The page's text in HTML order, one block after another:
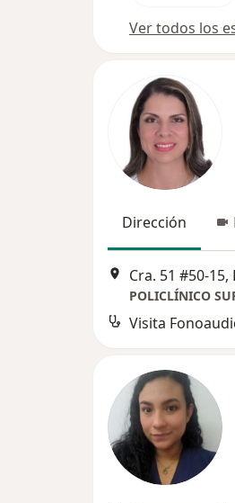
Ver todos los
Dirección
Cra. 51 #50-
POLICLÍNICO
Visita